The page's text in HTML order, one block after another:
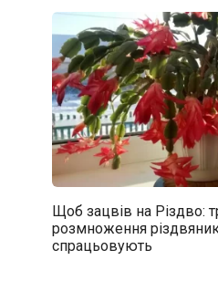
Щоб зацвів на Різдво:
розмноження
спрацьовують